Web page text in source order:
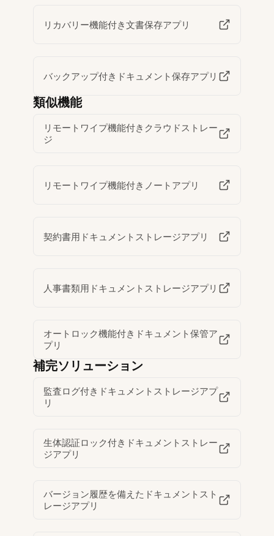
リカバリー機能付き文書保存アプリ
バックアップ付きドキュメント保存アプリ
類似機能
リモートワイプ機能付きクラウドストレー
ジ
リモートワイプ機能付きノートアプリ
契約書用ドキュメントストレージアプリ
人事書類用ドキュメントストレージアプリ
オートロック機能付きドキュメント保管ア
プリ
補完ソリューション
監査ログ付きドキュメントストレージアプ
リ
生体認証ロック付きドキュメントストレー
ジアプリ
バージョン履歴を備えたドキュメントスト
レージアプリ